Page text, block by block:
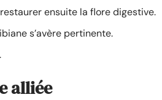
ensuite la flore digestive.
s’avère pertinente.
alliée